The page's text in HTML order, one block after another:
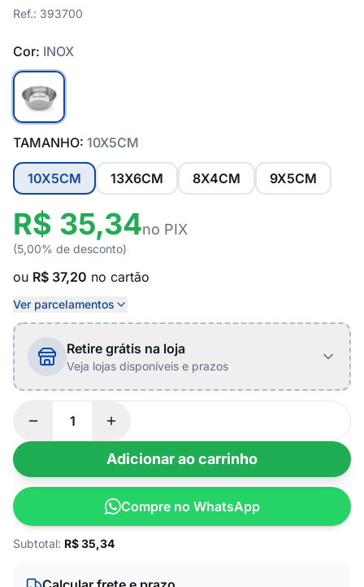
Ref.: 393700
Cor: INOX
TAMANHO: 10X5CM
10X5CM 13X6CM 8X4CM 9X5CM
R$ 35,34no PIX
(5,00% de desconto)
ou R$ 37,20 no cartão
Ver parcelamentos
Retire grátis na loja
Veja lojas disponíveis e prazos
Adicionar ao carrinho
Compre no WhatsApp
Subtotal: R$35,34